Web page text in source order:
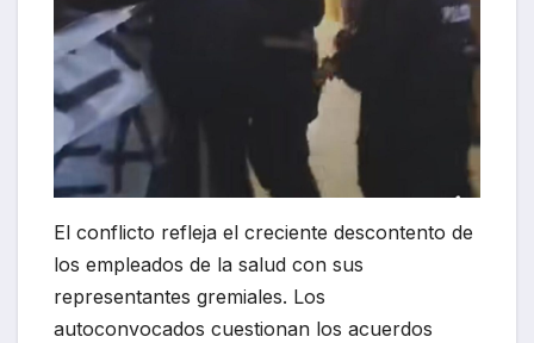
El conflicto refleja el creciente descontento de
los empleados de la salud con sus
representantes gremiales. Los
autoconvocados cuestionan los acuerdos